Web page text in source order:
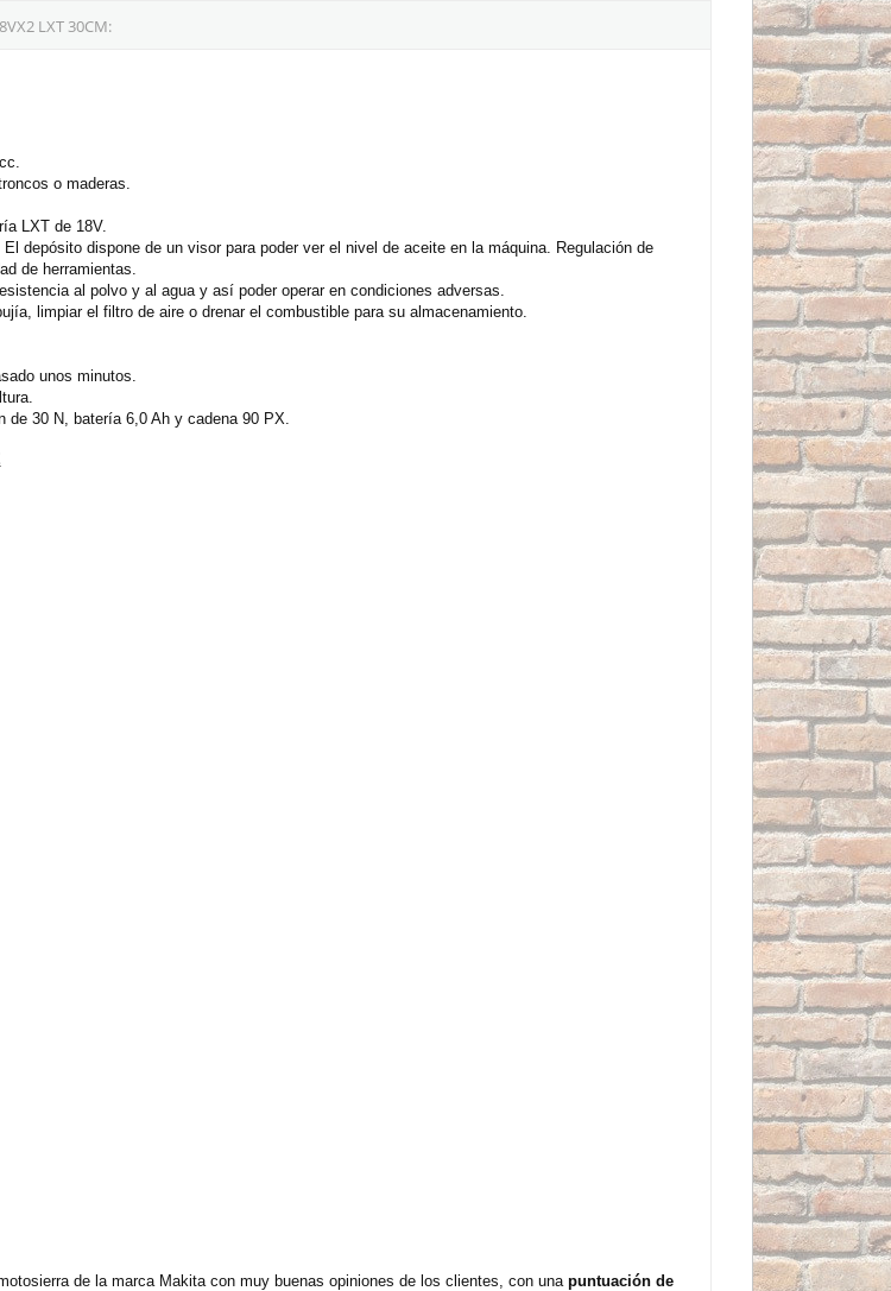
LXT 30CM:
o maderas.
LXT de 18V.
depósito dispone de un visor para poder ver el nivel de aceite en la máquina. Regulación de
de herramientas.
al polvo y al agua y así poder operar en condiciones adversas.
limpiar el filtro de aire o drenar el combustible para su almacenamiento.
unos minutos.
de 30 N, batería 6,0 Ah y cadena 90 PX.
de la marca Makita con muy buenas opiniones de los clientes, con una puntuación de